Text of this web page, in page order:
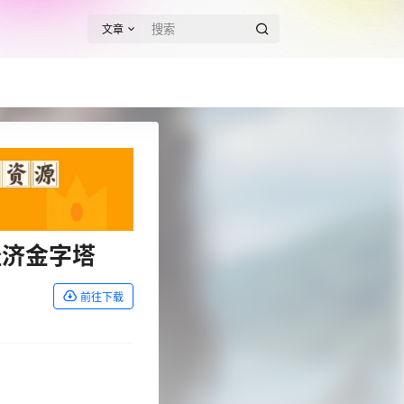
文章
金字塔
前往下载